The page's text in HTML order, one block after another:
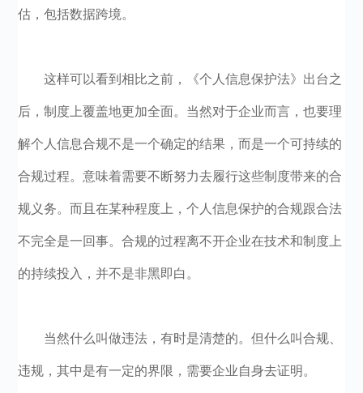
估，包括数据跨境。
这样可以看到相比之前，《个人信息保护法》出台之
后，制度上覆盖地更加全面。当然对于企业而言，也要理
解个人信息合规不是一个确定的结果，而是一个可持续的
合规过程。意味着需要不断努力去履行这些制度带来的合
规义务。而且在某种程度上，个人信息保护的合规跟合法
不完全是一回事。合规的过程离不开企业在技术和制度上
的持续投入，并不是非黑即白。
当然什么叫做违法，有时是清楚的。但什么叫合规、
违规，其中是有一定的界限，需要企业自身去证明。